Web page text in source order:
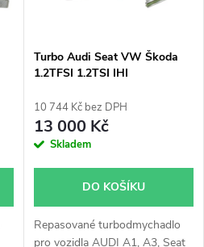
Touran 103kW 125kW
Turbo Audi Seat VW Škoda
1.2TFSI 1.2TSI IHI
10 744 Kč bez DPH
13 000 Kč
Skladem
DO KOŠÍKU
Repasované turbodmychadlo
pro vozidla AUDI A1, A3, Seat